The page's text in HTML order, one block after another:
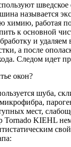
называется
химию, работая
к основной
и удаляем
а после
Следом идет
окон?
шуба,
мест,
Tornado KIEHL